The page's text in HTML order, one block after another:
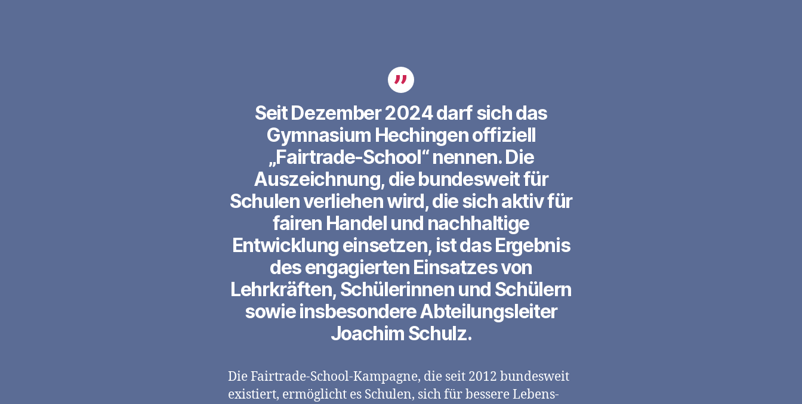
Seit Dezember 2024 darf sich das
Gymnasium Hechingen offiziell
„Fairtrade-School“ nennen. Die
Auszeichnung, die bundesweit für
Schulen verliehen wird, die sich aktiv für
fairen Handel und nachhaltige
Entwicklung einsetzen, ist das Ergebnis
des engagierten Einsatzes von
Lehrkräften, Schülerinnen und Schülern
sowie insbesondere Abteilungsleiter
Joachim Schulz.
Die Fairtrade-School-Kampagne, die seit 2012 bundesweit
existiert, ermöglicht es Schulen, sich für bessere Lebens-